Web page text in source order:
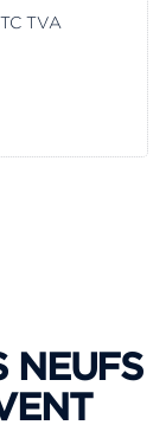
TVA
NEUFS